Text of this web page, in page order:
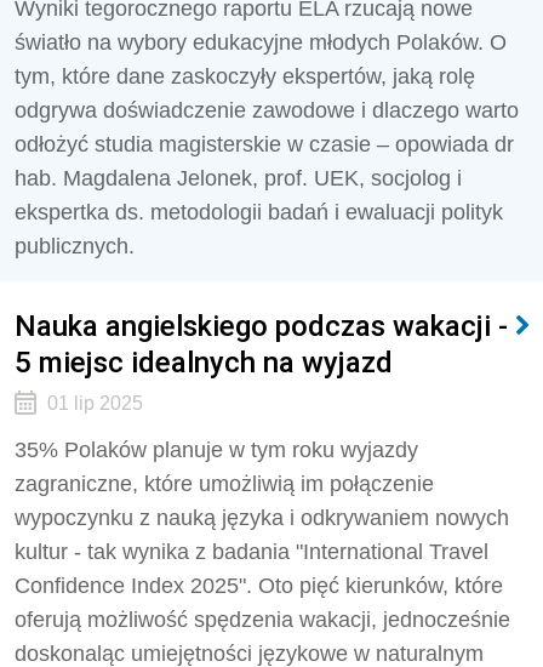
Wyniki tegorocznego raportu ELA rzucają nowe
światło na wybory edukacyjne młodych Polaków. O
tym, które dane zaskoczyły ekspertów, jaką rolę
odgrywa doświadczenie zawodowe i dlaczego warto
odłożyć studia magisterskie w czasie – opowiada dr
hab. Magdalena Jelonek, prof. UEK, socjolog i
ekspertka ds. metodologii badań i ewaluacji polityk
publicznych.
Nauka angielskiego podczas wakacji -
5 miejsc idealnych na wyjazd
01 lip 2025
35% Polaków planuje w tym roku wyjazdy
zagraniczne, które umożliwią im połączenie
wypoczynku z nauką języka i odkrywaniem nowych
kultur - tak wynika z badania "International Travel
Confidence Index 2025". Oto pięć kierunków, które
oferują możliwość spędzenia wakacji, jednocześnie
doskonaląc umiejętności językowe w naturalnym